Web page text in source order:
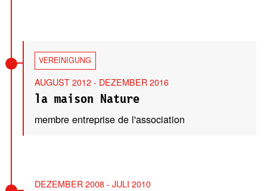
VEREINIGUNG
AUGUST 2012 - DEZEMBER 2016
la maison Nature
membre entreprise de l'association
DEZEMBER 2008 - JULI 2010